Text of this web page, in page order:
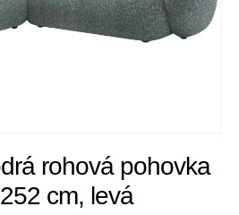
rohová pohovka
cm, levá